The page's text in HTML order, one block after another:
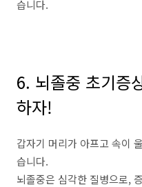
습니다.
6. 뇌졸중 초기증
하자!
갑자기 머리가 아프고 속이
습니다.
뇌졸중은 심각한 질병으로,